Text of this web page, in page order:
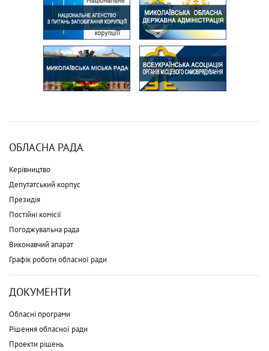
ОБЛАСНА РАДА
Керівництво
Депутатський корпус
Президія
Постійні комісії
Погоджувальна рада
Виконавчий апарат
Графік роботи обласної ради
ДОКУМЕНТИ
Обласні програми
Рішення обласної ради
Проекти рішень